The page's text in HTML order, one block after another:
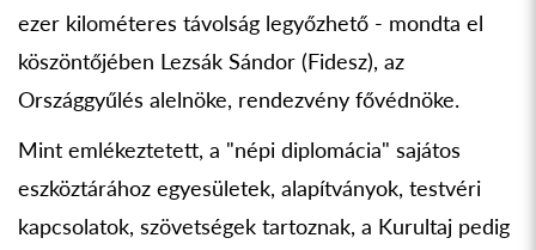
ezer kilométeres távolság legyőzhető - mondta el
köszöntőjében Lezsák Sándor (Fidesz), az
Országgyűlés alelnöke, rendezvény fővédnöke.
Mint emlékeztetett, a "népi diplomácia" sajátos
eszköztárához egyesületek, alapítványok, testvéri
kapcsolatok, szövetségek tartoznak, a Kurultaj pedig